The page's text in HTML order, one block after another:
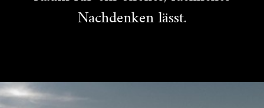
Nachdenken lässt.